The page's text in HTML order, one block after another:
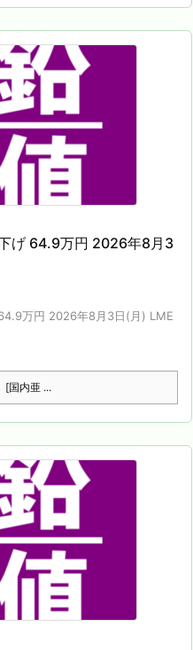
げ 64.9万円 2026年8月3
万円 2026年8月3日(月) LME
[国内亜 ...